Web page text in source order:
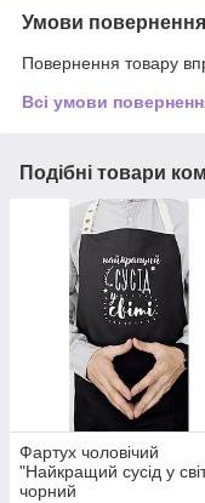
Умови повернення
Повернення товару
Всі умови
Подібні товари
Фартух чоловічий
"Найкращий сусід у
чорний